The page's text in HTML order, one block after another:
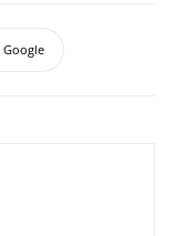
Google